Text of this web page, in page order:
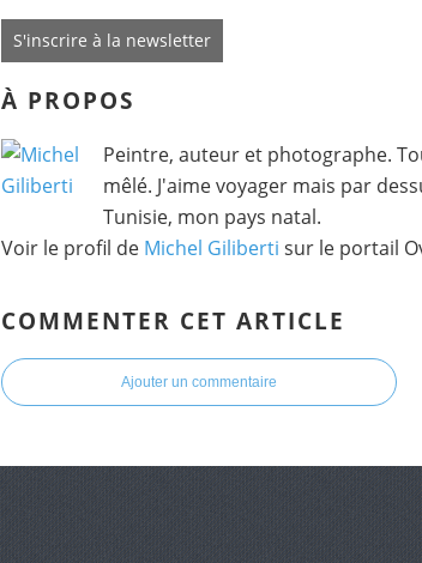
S'inscrire à la newsletter
À PROPOS
Peintre, auteur et photographe.
mêlé. J'aime voyager mais par
Tunisie, mon pays natal.
Voir le profil de Michel Giliberti sur le portail
COMMENTER CET ARTICLE
Ajouter un commentaire